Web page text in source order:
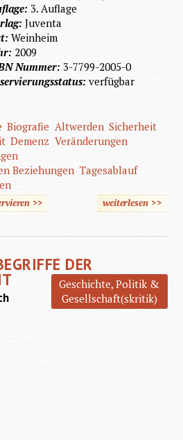
3. Auflage
Juventa
Weinheim
2009
Nummer: 3-7799-2005-0
verfügbar
Biografie Altwerden Sicherheit
Demenz Veränderungen
Beziehungen Tagesablauf
>> weiterlesen
über
>>
DER
Geschichte, Politik &
Gesellschaft(skritik)